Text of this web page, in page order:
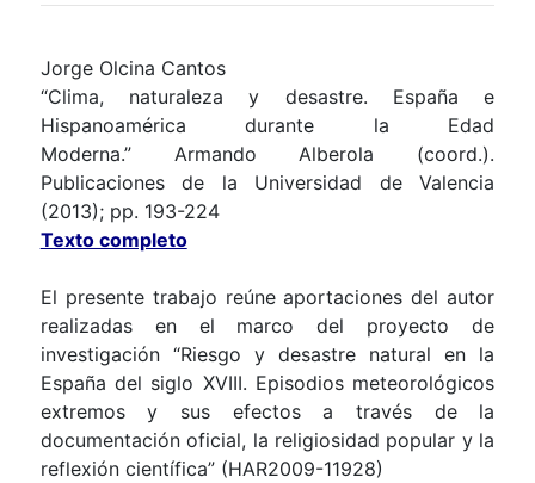
Jorge Olcina Cantos
“Clima, naturaleza y desastre. España e
Hispanoamérica durante
la Edad
Moderna.”
Armando
Alberola (coord.).
Publicaciones de la Universidad de Valencia
(2013); pp. 193-224
Texto completo
El presente trabajo reúne aportaciones del autor
realizadas en el marco del proyecto de
investigación “Riesgo y desastre natural en la
España del siglo XVIII. Episodios meteorológicos
extremos y sus efectos a través de la
documentación oficial, la religiosidad popular y la
reflexión científica” (HAR2009-11928)